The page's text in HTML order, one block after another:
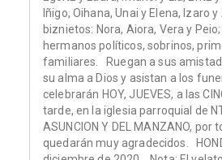
Iñigo, Oihana, Unai y Elena, Izaro
biznietos: Nora, Aiora, Vera y
hermanos políticos, sobrinos,
familiares. Ruegan a sus
su alma a Dios y asistan a los
celebrarán HOY, JUEVES, a las
tarde, en la iglesia parroquial de
ASUNCION Y DEL MANZANO, por
quedarán muy agradecidos.